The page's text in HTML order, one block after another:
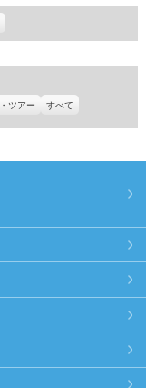
ツアー すべて